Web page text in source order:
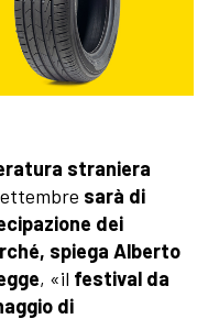
straniera
sarà di
dei
spiega Alberto
, «il festival da
di